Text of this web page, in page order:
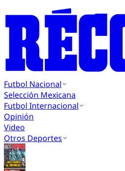
Futbol Nacional
Selección Mexicana
Futbol Internacional
Opinión
Video
Otros Deportes